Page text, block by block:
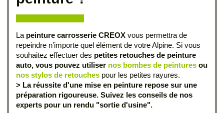
La peinture carrosserie CREOX vous permettra de
repeindre n’importe quel élément de votre Alpine. Si vous
souhaitez effectuer des petites retouches de peinture
auto, vous pouvez utiliser nos bombes de peintures ou
nos stylos de retouches pour les petites rayures.
> La réussite d'une mise en peinture repose sur une
préparation rigoureuse. Suivez les conseils de nos
experts pour un rendu "sortie d'usine".